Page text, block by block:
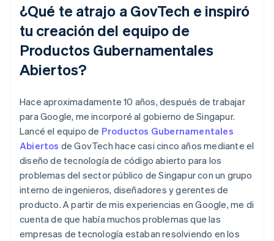
¿Qué te atrajo a GovTech e inspiró
tu creación del equipo de
Productos Gubernamentales
Abiertos?
Hace aproximadamente 10 años, después de trabajar
para Google, me incorporé al gobierno de Singapur.
Lancé el equipo de Productos Gubernamentales
Abiertos de GovTech hace casi cinco años mediante el
diseño de tecnología de código abierto para los
problemas del sector público de Singapur con un grupo
interno de ingenieros, diseñadores y gerentes de
producto. A partir de mis experiencias en Google, me di
cuenta de que había muchos problemas que las
empresas de tecnología estaban resolviendo en los